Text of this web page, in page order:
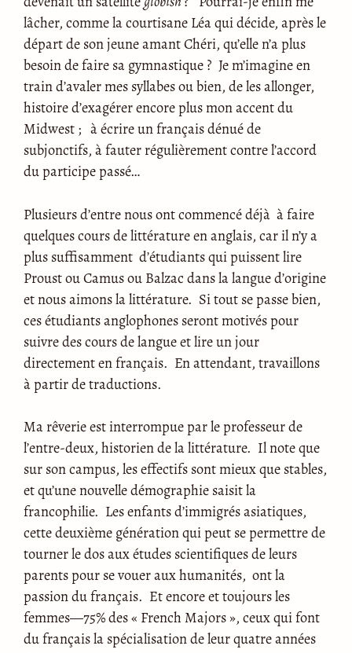
lâcher, comme la courtisane Léa qui décide, après le
départ de son jeune amant Chéri, qu’elle n’a plus
besoin de faire sa gymnastique ? Je m’imagine en
train d’avaler mes syllabes ou bien, de les allonger,
histoire d’exagérer encore plus mon accent du
Midwest ; à écrire un français dénué de
subjonctifs, à fauter régulièrement contre l’accord
du participe passé…
Plusieurs d’entre nous ont commencé déjà à faire
quelques cours de littérature en anglais, car il n’y a
plus suffisamment d’étudiants qui puissent lire
Proust ou Camus ou Balzac dans la langue d’origine
et nous aimons la littérature. Si tout se passe bien,
ces étudiants anglophones seront motivés pour
suivre des cours de langue et lire un jour
directement en français. En attendant, travaillons
à partir de traductions.
Ma rêverie est interrompue par le professeur de
l’entre-deux, historien de la littérature. Il note que
sur son campus, les effectifs sont mieux que stables,
et qu’une nouvelle démographie saisit la
francophilie. Les enfants d’immigrés asiatiques,
cette deuxième génération qui peut se permettre de
tourner le dos aux études scientifiques de leurs
parents pour se vouer aux humanités, ont la
passion du français. Et encore et toujours les
femmes—75% des « French Majors », ceux qui font
du français la spécialisation de leur quatre années